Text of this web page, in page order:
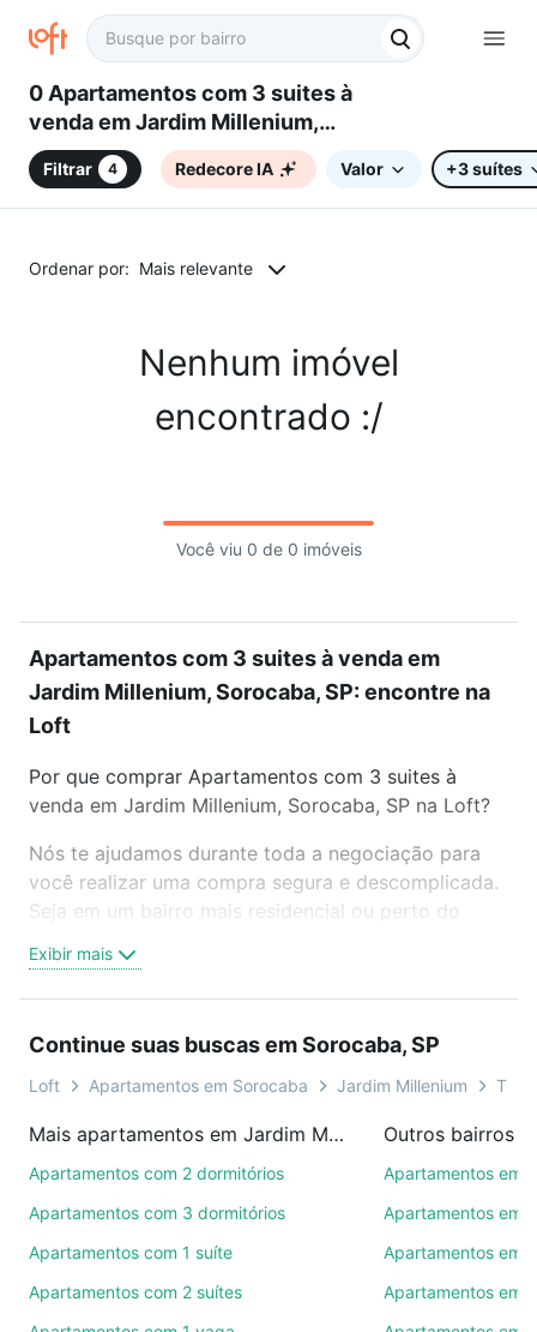
0 Apartamentos com 3 suites à
venda em Jardim Millenium,
Sorocaba, SP
Filtrar 4 Redecore IA Valor +3 suítes
Ordenar por: Mais relevante
Nenhum imóvel
encontrado :/
Você viu 0 de 0 imóveis
Apartamentos com 3 suites à venda em
Jardim Millenium, Sorocaba, SP: encontre na
Loft
Por que comprar Apartamentos com 3 suites à
venda em Jardim Millenium, Sorocaba, SP na Loft?
Nós te ajudamos durante toda a negociação para
você realizar uma compra segura e descomplicada.
Seja em um bairro mais residencial ou perto do
oferta ideal de Apartamentos com 3 suites à venda
em Jardim Millenium, Sorocaba, SP para conquistar
videochamada, é grátis, sem compromisso e você
ainda conta com mais de 46 mil corretores e
de imóveis.
Como escolher um imóvel?
ruas, bairros e até condomínios favoritos. Você
também pode usar os filtros como quantidade de
quartos, suítes, com ou sem vaga de garagem para
Exibir mais
Continue suas buscas em Sorocaba, SP
Loft Apartamentos em Sorocaba Jardim Millenium Tipo
Mais apartamentos em Jardim Millenium
Apartamentos com 2 dormitórios
Apartamentos com 3 dormitórios
Apartamentos com 1 suíte
Apartamentos com 2 suítes
Outros bairros
Apartamentos em
Apartamentos em
Apartamentos em
Apartamentos em